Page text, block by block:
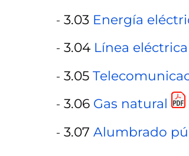
3.03 Energía
3.04 Línea
3.05
3.06 Gas natural
3.07 Alumbrado